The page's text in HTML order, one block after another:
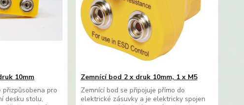
10mm
přizpůsobena pro
desku stolu,
Zemnící bod 2 x druk 10mm, 1 x M5
Zemnící bod se připojuje přímo do
elektrické zásuvky a je elektricky spojen